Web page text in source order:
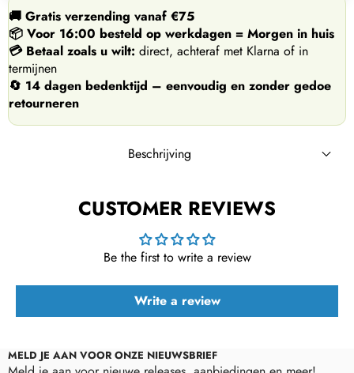
🚚 Gratis verzending vanaf €75
📦 Voor 16:00 besteld op werkdagen = Morgen in huis
💳 Betaal zoals u wilt: direct, achteraf met Klarna of in
termijnen
🔄 14 dagen bedenktijd – eenvoudig en zonder gedoe
retourneren
Beschrijving
Mana cost:
Power/Toughness:
CUSTOMER REVIEWS
Be the first to write a review
Write a review
MELD JE AAN VOOR ONZE NIEUWSBRIEF